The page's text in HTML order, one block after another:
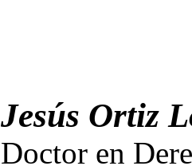
Jesús Ortiz
Doctor en